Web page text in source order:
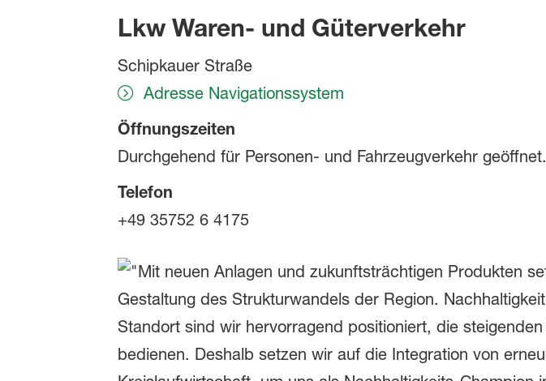
Lkw Waren- und Güterverkehr
Schipkauer Straße
Adresse Navigationssystem
Öffnungszeiten
Durchgehend für Personen- und Fahrzeugverkehr geöffnet.
Telefon
+49 35752 6 4175